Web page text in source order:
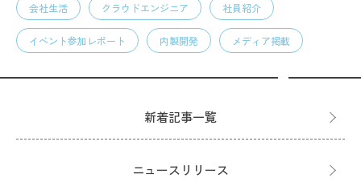
会社生活 クラウドエンジニア 社員紹介
イベント参加レポート 内製開発 メディア掲載
新着記事一覧
ニュースリリース